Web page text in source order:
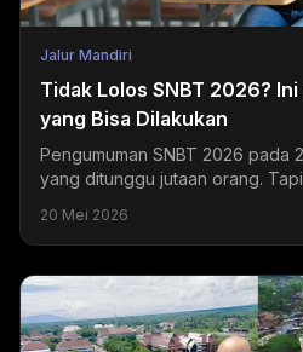
Jalur Mandiri
Tidak Lolos SNBT 2026?
yang Bisa Dilakukan
Pengumuman SNBT 2026 pada
yang ditunggu jutaan orang.
20 Mei 2026